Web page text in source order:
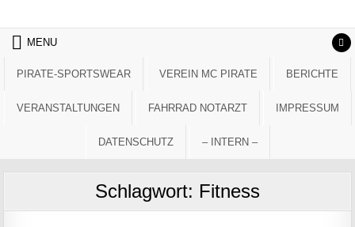
MENU
PIRATE-SPORTSWEAR VEREIN MC PIRATE BERICHTE
VERANSTALTUNGEN FAHRRAD NOTARZT IMPRESSUM
DATENSCHUTZ – INTERN –
Schlagwort: Fitness